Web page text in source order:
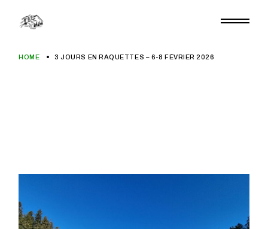
contenu
HOME 3 JOURS EN RAQUETTES – 6-8 FÉVRIER 2026